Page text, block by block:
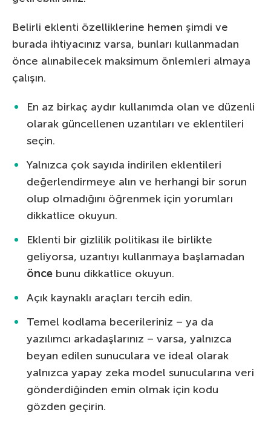
Belirli eklenti özelliklerine hemen şimdi ve
burada ihtiyacınız varsa, bunları kullanmadan
önce alınabilecek maksimum önlemleri almaya
çalışın.
En az birkaç aydır kullanımda olan ve düzenli
olarak güncellenen uzantıları ve eklentileri
seçin.
Yalnızca çok sayıda indirilen eklentileri
değerlendirmeye alın ve herhangi bir sorun
olup olmadığını öğrenmek için yorumları
dikkatlice okuyun.
Eklenti bir gizlilik politikası ile birlikte
geliyorsa, uzantıyı kullanmaya başlamadan
önce bunu dikkatlice okuyun.
Açık kaynaklı araçları tercih edin.
Temel kodlama becerileriniz – ya da
yazılımcı arkadaşlarınız – varsa, yalnızca
beyan edilen sunuculara ve ideal olarak
yalnızca yapay zeka model sunucularına veri
gönderdiğinden emin olmak için kodu
gözden geçirin.